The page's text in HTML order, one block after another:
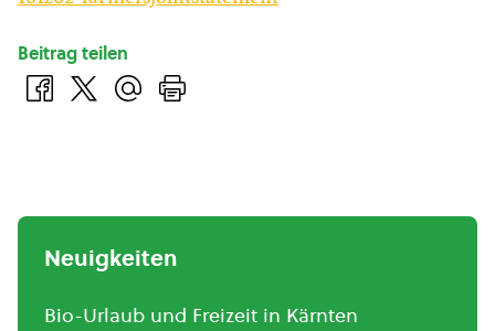
Beitrag teilen
Neuigkeiten
Bio-Urlaub und Freizeit in Kärnten